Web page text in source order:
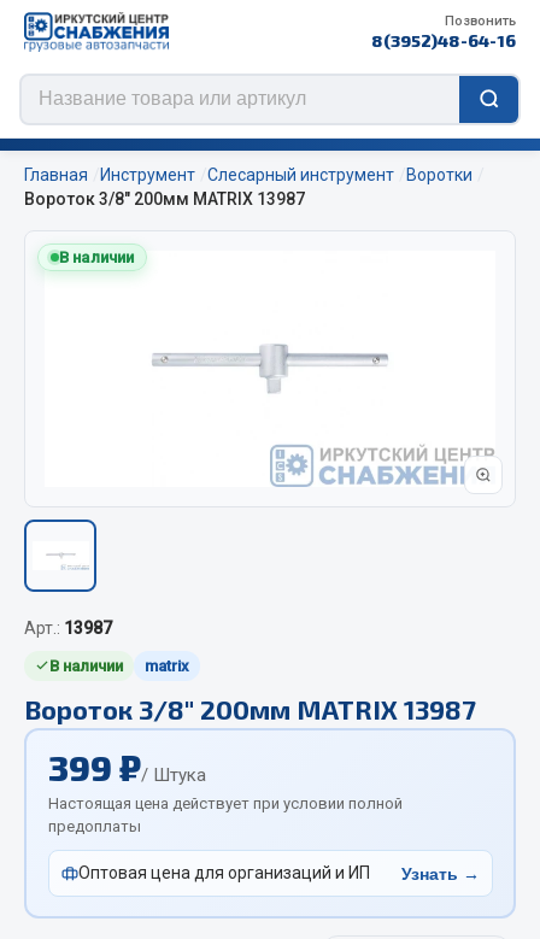
Позвонить
8(3952)48-64-16
Цепи противоскольжения
ЦЕПИ BOHU (Китай)
Изготовление цепей на колеса BOHU
Отопители салона
Подогреватели тосола
Весь раздел
Автотовары
Автозвук
Главная Инструмент Слесарный инструмент
Воротки
Вороток 3/8" 200мм MATRIX 13987
В наличии
Арт.: 13987
В наличии matrix
Вороток 3/8" 200мм MATRIX 13987
399 ₽/ Штука
Настоящая цена действует при условии полной
предоплаты
Оптовая цена для организаций и ИП Узнать →